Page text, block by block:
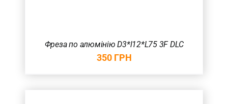
Фреза по алюмінію D3*l12*L75 3F DLC
350 ГРН